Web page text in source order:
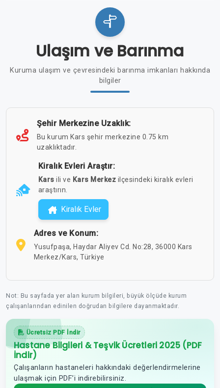
Ulaşım ve Barınma
Kuruma ulaşım ve çevresindeki barınma imkanları hakkında
bilgiler
Şehir Merkezine Uzaklık:
Bu kurum Kars şehir merkezine 0.75 km
uzaklıktadır.
Kiralık Evleri Araştır:
Kars ili ve Kars Merkez ilçesindeki kiralık evleri
araştırın.
Kiralık Evler
Adres ve Konum:
Yusufpaşa, Haydar Aliyev Cd. No:28, 36000 Kars
Merkez/Kars, Türkiye
Not: Bu sayfada yer alan kurum bilgileri, büyük ölçüde kurum
çalışanlarından edinilen doğrudan bilgilere dayanmaktadır.
Ücretsiz PDF İndir
Hastane Bilgileri & Teşvik Ücretleri 2025 (PDF
İndir)
Çalışanların hastaneleri hakkındaki değerlendirmelerine
ulaşmak için PDF’i indirebilirsiniz.